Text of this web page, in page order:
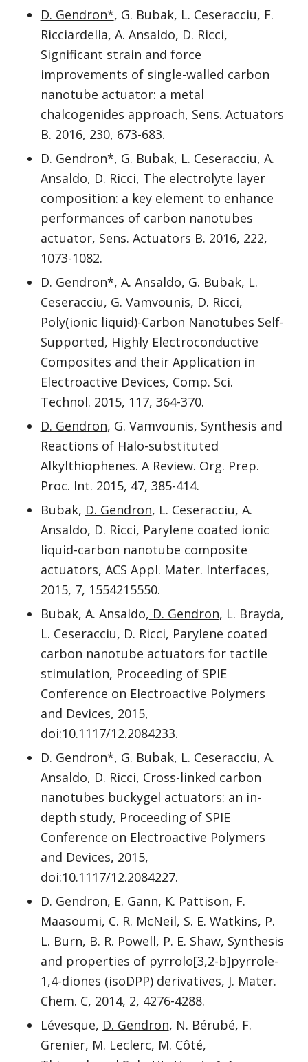
D. Gendron*, G. Bubak, L. Ceseracciu, F.
Ricciardella, A. Ansaldo, D. Ricci,
Significant strain and force
improvements of single-walled carbon
nanotube actuator: a metal
chalcogenides approach, Sens. Actuators
B. 2016, 230, 673-683.
D. Gendron*, G. Bubak, L. Ceseracciu, A.
Ansaldo, D. Ricci, The electrolyte layer
composition: a key element to enhance
performances of carbon nanotubes
actuator, Sens. Actuators B. 2016, 222,
1073-1082.
D. Gendron*, A. Ansaldo, G. Bubak, L.
Ceseracciu, G. Vamvounis, D. Ricci,
Poly(ionic liquid)-Carbon Nanotubes Self-
Supported, Highly Electroconductive
Composites and their Application in
Electroactive Devices, Comp. Sci.
Technol. 2015, 117, 364-370.
D. Gendron, G. Vamvounis, Synthesis and
Reactions of Halo-substituted
Alkylthiophenes. A Review. Org. Prep.
Proc. Int. 2015, 47, 385-414.
Bubak, D. Gendron, L. Ceseracciu, A.
Ansaldo, D. Ricci, Parylene coated ionic
liquid-carbon nanotube composite
actuators, ACS Appl. Mater. Interfaces,
2015, 7, 1554215550.
Bubak, A. Ansaldo, D. Gendron, L. Brayda,
L. Ceseracciu, D. Ricci, Parylene coated
carbon nanotube actuators for tactile
stimulation, Proceeding of SPIE
Conference on Electroactive Polymers
and Devices, 2015,
doi:10.1117/12.2084233.
D. Gendron*, G. Bubak, L. Ceseracciu, A.
Ansaldo, D. Ricci, Cross-linked carbon
nanotubes buckygel actuators: an in-
depth study, Proceeding of SPIE
Conference on Electroactive Polymers
and Devices, 2015,
doi:10.1117/12.2084227.
D. Gendron, E. Gann, K. Pattison, F.
Maasoumi, C. R. McNeil, S. E. Watkins, P.
L. Burn, B. R. Powell, P. E. Shaw, Synthesis
and properties of pyrrolo[3,2-b]pyrrole-
1,4-diones (isoDPP) derivatives, J. Mater.
Chem. C, 2014, 2, 4276-4288.
Lévesque, D. Gendron, N. Bérubé, F.
Grenier, M. Leclerc, M. Côté,